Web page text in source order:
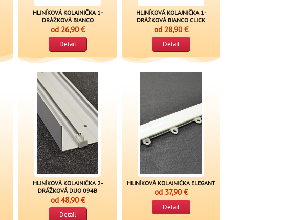
HLINÍKOVÁ KOLAJNIČKA 1-
DRÁŽKOVÁ BIANCO
od 26,90 €
Detail
HLINÍKOVÁ KOLAJNIČKA 1-
DRÁŽKOVÁ BIANCO CLICK
od 28,90 €
Detail
HLINÍKOVÁ KOLAJNIČKA 2-
DRÁŽKOVÁ DUO 094B
od 48,90 €
Detail
HLINÍKOVÁ KOLAJNIČKA ELEGANT
od 37,90 €
Detail